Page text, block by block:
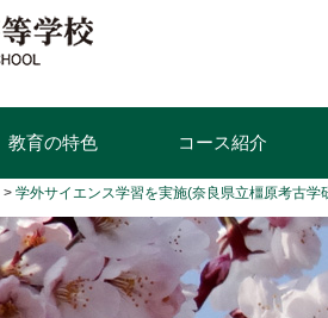
教育の特色 コース紹介
学外サイエンス学習を実施(奈良県立橿原考古学